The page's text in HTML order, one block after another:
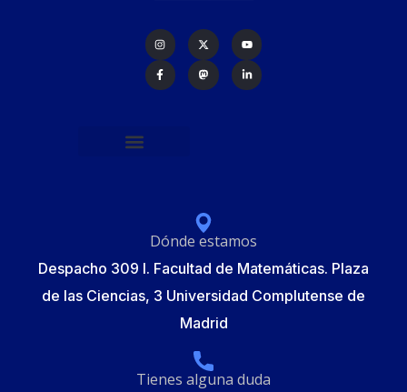
Dónde estamos
Despacho 309 I. Facultad de Matemáticas. Plaza
de las Ciencias, 3 Universidad Complutense de
Madrid
Tienes alguna duda